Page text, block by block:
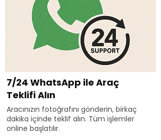
7/24 WhatsApp ile Araç
Teklifi Alın
Aracınızın fotoğrafını gönderin, birkaç
dakika içinde teklif alın. Tüm işlemler
online başlatılır.